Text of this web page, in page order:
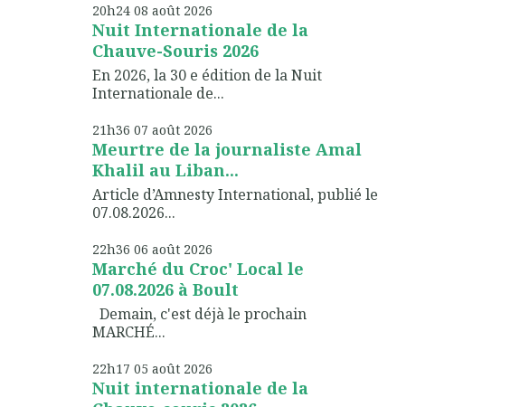
20h24 08 août 2026
Nuit Internationale de la
Chauve-Souris 2026
En 2026, la 30 e édition de la Nuit
Internationale de...
21h36 07 août 2026
Meurtre de la journaliste Amal
Khalil au Liban...
Article d’Amnesty International, publié le
07.08.2026...
22h36 06 août 2026
Marché du Croc' Local le
07.08.2026 à Boult
Demain, c'est déjà le prochain
MARCHÉ...
22h17 05 août 2026
Nuit internationale de la